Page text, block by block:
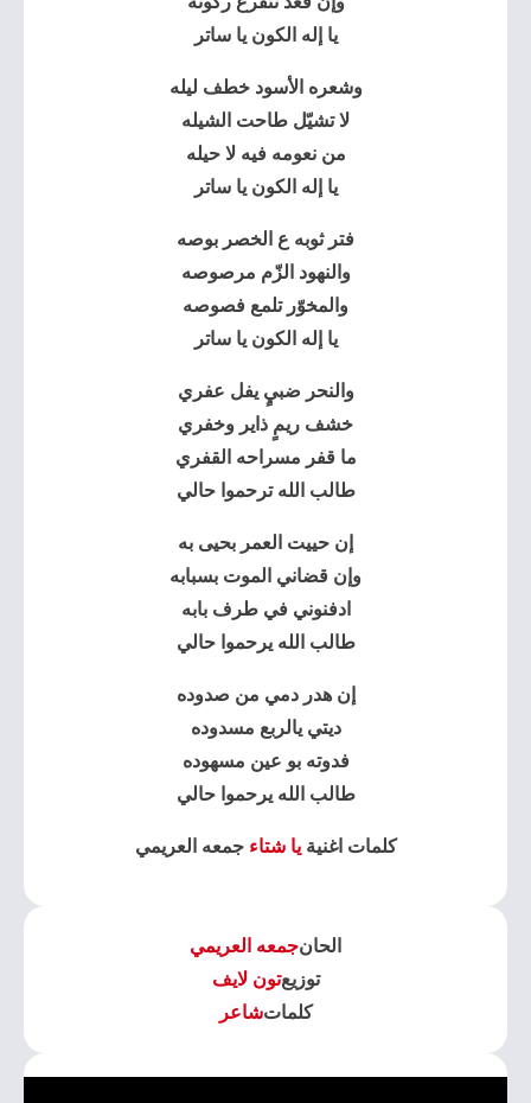
يا إله الكون يا ساتر
وشعره الأسود خطف ليله
لا تشيّل طاحت الشيله
من نعومه فيه لا حيله
يا إله الكون يا ساتر
فتر ثوبه ع الخصر بوصه
والنهود الزّم مرصوصه
والمخوّر تلمع فصوصه
يا إله الكون يا ساتر
والنحر ضبيٍ يفل عفري
خشف ريمٍ ذاير وخفري
ما قفر مسراحه القفري
طالب الله ترحموا حالي
إن حييت العمر بحيى به
وإن قضاني الموت بسبابه
ادفنوني في طرف بابه
طالب الله يرحموا حالي
إن هدر دمي من صدوده
ديتي يالربع مسدوده
فدوته بو عين مسهوده
طالب الله يرحموا حالي
كلمات اغنيةيا شتاء جمعه العريمي
الحانجمعه العريمي
توزيعتون لايف
كلماتشاعر